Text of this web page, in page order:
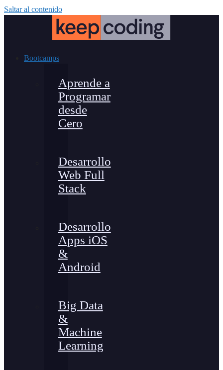
Saltar al contenido
Bootcamps
Aprende a
Programar
desde
Cero
Desarrollo
Web Full
Stack
Desarrollo
Apps iOS
&
Android
Big Data
&
Machine
Learning